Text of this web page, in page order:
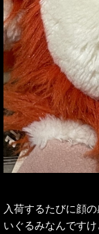
入荷するたびに顔
いぐるみなんです